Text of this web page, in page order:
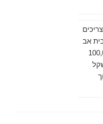
אב
מיידי כ-100,000
הבנק, או 20,000 שקל